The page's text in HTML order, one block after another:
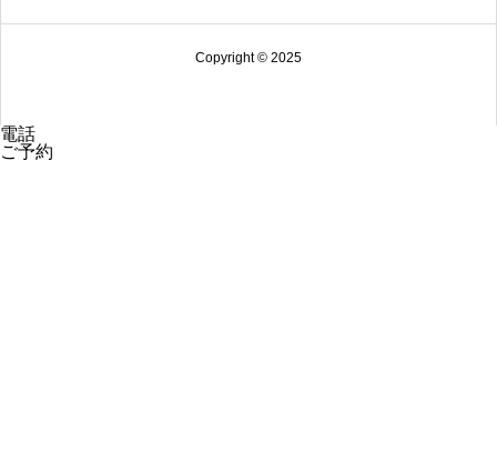
Copyright © 2025
電話
ご予約